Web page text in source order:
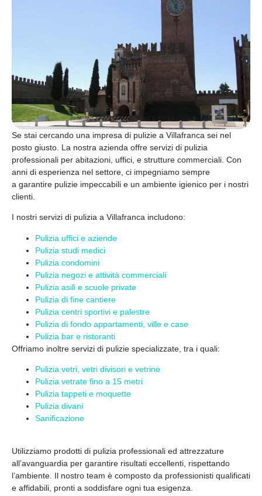
Se stai cercando una impresa di pulizie a Villafranca sei nel
posto giusto. La nostra azienda offre servizi di pulizia
professionali per abitazioni, uffici, e strutture commerciali. Con
anni di esperienza nel settore, ci impegniamo sempre
a garantire pulizie impeccabili e un ambiente igienico per i nostri
clienti.
I nostri servizi di pulizia a Villafranca includono:
Pulizia uffici e aziende
Pulizia studi medici
Pulizia condomini
Pulizia negozi e attività commerciali
Pulizia asili e scuole private
Pulizia di fine cantiere
Pulizia centri sportivi e palestre
Pulizia di fondo appartamenti, ville e case
Pulizia bar e ristoranti
Offriamo inoltre servizi di pulizie specializzate , tra i quali:
Pulizia vetri, vetri divisori e vetrine
Pulizia vetrate fino a 15 metri
Pulizia tappeti e moquette
Pulizia divani
Sanificazione
Utilizziamo prodotti di pulizia professionali ed attrezzature
all’avanguardia per garantire risultati eccellenti, rispettando
l’ambiente. Il nostro team è composto da professionisti qualificati
e affidabili, pronti a soddisfare ogni tua esigenza.